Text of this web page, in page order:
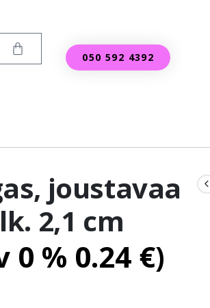
050 592 4392
joustavaa
2,1 cm
0 % 0.24 €)